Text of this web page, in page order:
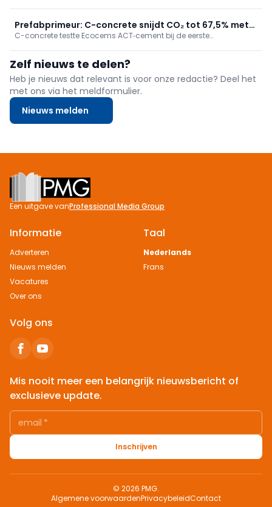
vrijstellingen bestaan er? En waar moet u op letten bij
waterbeheer?
Prefabprimeur: C-concrete snijdt CO₂ tot 67,5% met
Ecocems ACT-cement
C-concrete testte Ecocems ACT‑cement bij de eerste
gelijke prestaties. De technologie is schaalbaar; een fabriek in
Duinkerke opent eind 2026.
Zelf nieuws te delen?
Heb je nieuws dat relevant is voor onze redactie? Deel het
met ons via het meldformulier.
Nieuws melden
Footer
Een uitgave vanProfessional Media Group
Informatie
Adverteren
Nieuws melden
Vacatures
Over ons
Taal
Nederlands
Frans
Volg ons
Mis nooit meer een belangrijk nieuwsbericht of
exclusieve update.
email *
Inschrijven
© 2026 PMG.
Algemene voorwaardenPrivacybeleidContact